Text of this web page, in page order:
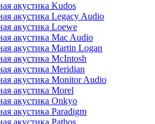
акустика Kudos
акустика Legacy Audio
акустика Loewe
акустика Mac Audio
акустика Martin Logan
акустика McIntosh
акустика Meridian
акустика Monitor Audio
акустика Morel
акустика Onkyo
акустика Paradigm